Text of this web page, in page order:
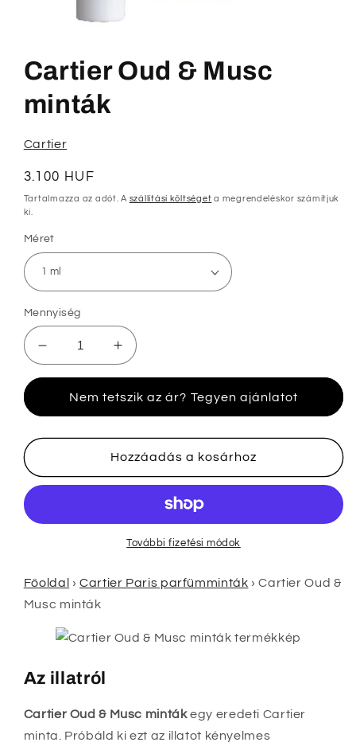
megnyitása
a
modális
párbeszédpanelen
Cartier Oud & Musc
minták
Cartier
Normál
ár
3.100 HUF
Tartalmazza az adót. A szállítási költséget a megrendeléskor számítjuk
ki.
Méret
Mennyiség
Cartier
Oud
Musc
mennyiségének
csökkentése
Cartier
Oud
Musc
mennyiségének
növelése
Nem tetszik az ár? Tegyen ajánlatot
Hozzáadás a kosárhoz
További fizetési módok
Főoldal ›Cartier Paris parfümminták ›Cartier Oud &
Musc minták
Az illatról
Cartier Oud & Musc mintákegy eredeti Cartier
minta. Próbáld ki ezt az illatot kényelmes